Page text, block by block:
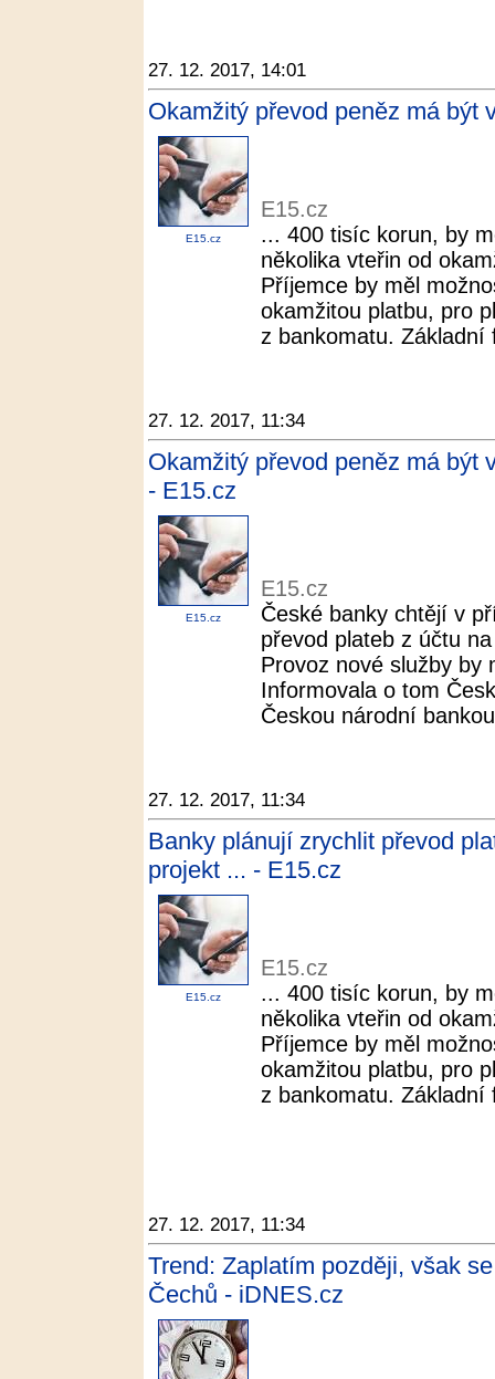
27. 12. 2017, 14:01
Okamžitý převod peněz má být
E15.cz
E15.cz
... 400 tisíc korun, by
několika vteřin od
Příjemce by měl
okamžitou platbu, pro
z bankomatu. Základní
27. 12. 2017, 11:34
Okamžitý převod peněz má být
- E15.cz
E15.cz
E15.cz
České banky chtějí v
převod plateb z účtu
Provoz nové služby by
Informovala o tom
Českou národní
27. 12. 2017, 11:34
Banky plánují zrychlit převod
projekt ... - E15.cz
E15.cz
E15.cz
... 400 tisíc korun, by
několika vteřin od
Příjemce by měl
okamžitou platbu, pro
z bankomatu. Základní
27. 12. 2017, 11:34
Trend: Zaplatím později, však
Čechů - iDNES.cz